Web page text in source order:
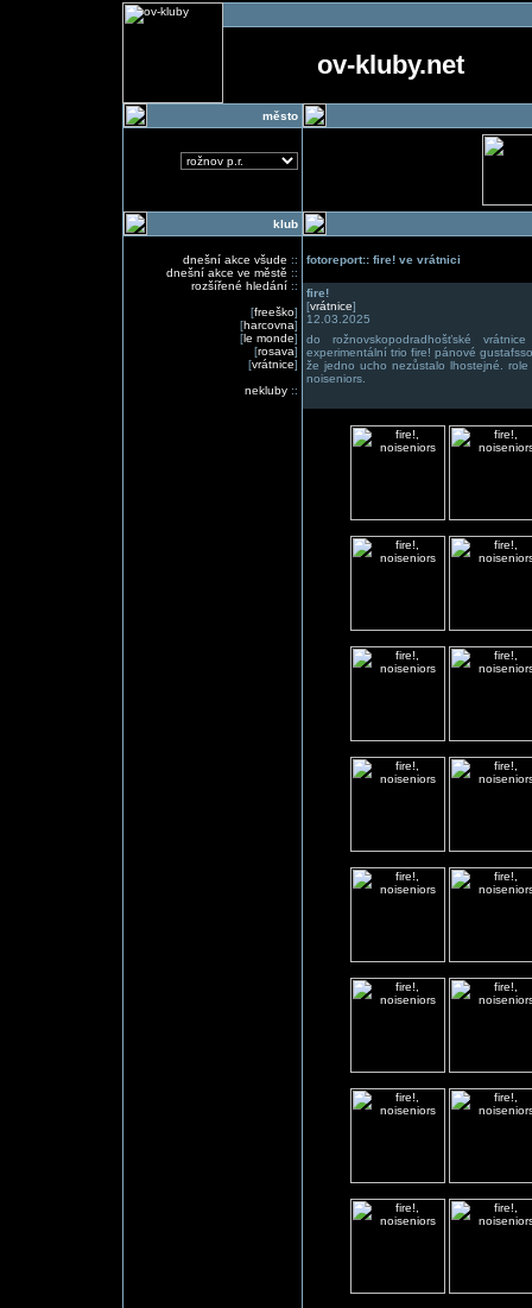
ov-kluby.net
město
klub
dnešní akce všude ::
dnešní akce ve městě ::
rozšířené hledání::
[freeško]
[harcovna]
[le monde]
[rosava]
[vrátnice]
nekluby::
fotoreport:: fire! ve vrátnici
fire!
[vrátnice]
12.03.2025
do rožnovskopodradhošťské
experimentální trio fire! pánové
že jedno ucho nezůstalo lhostejné.
noiseniors.